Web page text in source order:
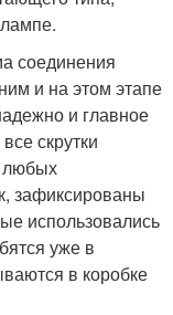
соединения
и на этом этапе
и главное
скрутки
любых
зафиксированы
использовались
уже в
в коробке